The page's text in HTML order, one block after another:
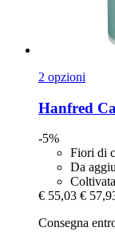
2 opzioni
Hanfred
-5%
Fiori di
Da
€ 55,03 €
Consegna